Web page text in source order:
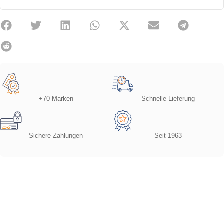
+70 Marken Schnelle Lieferung
Sichere Zahlungen Seit 1963